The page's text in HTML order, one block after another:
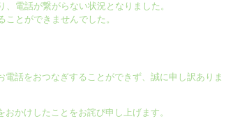
電話が繋がらない状況となりました。
とができませんでした。
話をおつなぎすることができず、誠に申し訳ありま
かけしたことをお詫び申し上げます。